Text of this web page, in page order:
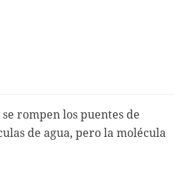
rompen los puentes de
de agua, pero la molécula